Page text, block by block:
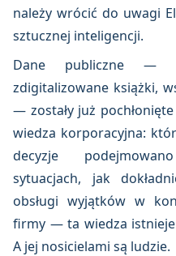
należy wrócić do uwagi
sztucznej inteligencji.
Dane publiczne —
zdigitalizowane książki,
— zostały już
wiedza korporacyjna:
decyzje
sytuacjach, jak
obsługi wyjątków w
firmy — ta wiedza
A jej nosicielami są ludzie.